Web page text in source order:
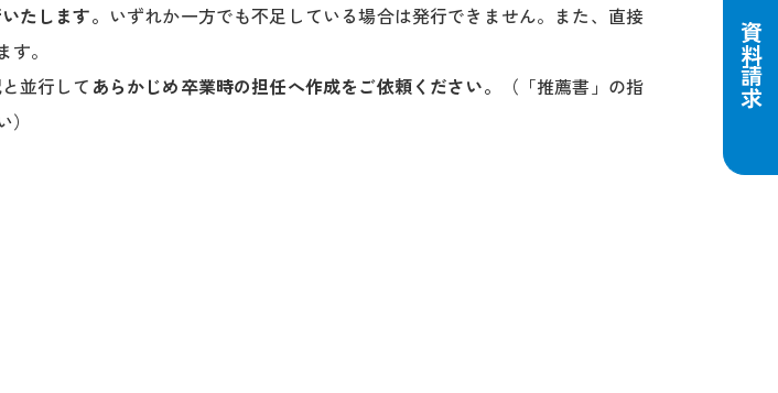
たします。 いずれか一方でも不足している場合は発行できません。また、直接
。
並行して あらかじめ卒業時の担任へ作成をご依頼ください。
（「推薦書」の指
資料請求